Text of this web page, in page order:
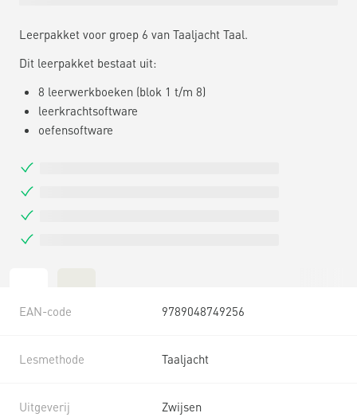
Leerpakket voor groep 6 van Taaljacht Taal.
Dit leerpakket bestaat uit:
8 leerwerkboeken (blok 1 t/m 8)
leerkrachtsoftware
oefensoftware
EAN-code 9789048749256
Lesmethode Taaljacht
Uitgeverij Zwijsen